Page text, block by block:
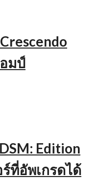
มป์
Edition
ที่อัพเกรดได้